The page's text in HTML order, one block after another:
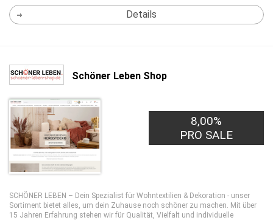
Details
Schöner Leben Shop
8,00%
PRO SALE
SCHÖNER LEBEN – Dein Spezialist für Wohntextilien & Dekoration - unser
Sortiment bietet alles, um dein Zuhause noch schöner zu machen. Mit über
15 Jahren Erfahrung stehen wir für Qualität, Vielfalt und individuelle